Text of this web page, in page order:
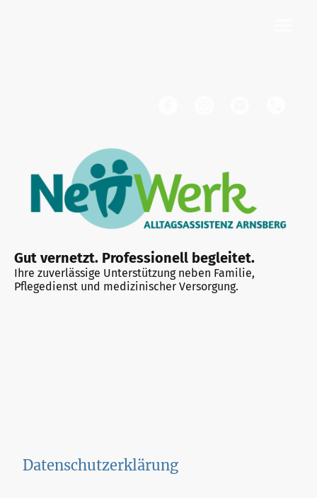
Gut vernetzt. Professionell begleitet.
Ihre zuverlässige Unterstützung neben Familie,
Pflegedienst und medizinischer Versorgung.
Datenschutzerklärung